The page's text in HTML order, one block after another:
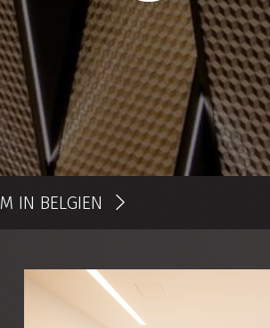
IN BELGIEN